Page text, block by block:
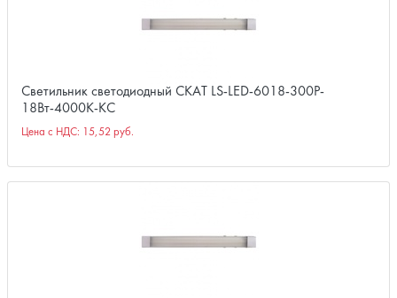
Светильник светодиодный СКАТ LS-LED-6018-300P-
18Вт-4000К-КС
Цена с НДС: 15,52 руб.